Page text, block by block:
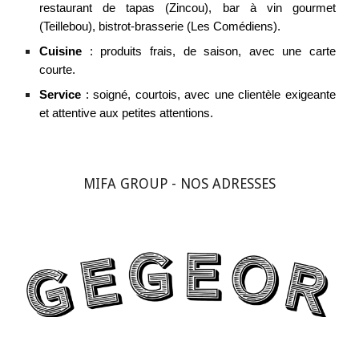
restaurant de tapas (Zincou), bar à vin gourmet
(Teillebou), bistrot-brasserie (Les Comédiens).
Cuisine : produits frais, de saison, avec une carte
courte.
Service : soigné, courtois, avec une clientèle exigeante
et attentive aux petites attentions.
MIFA GROUP - NOS ADRESSES